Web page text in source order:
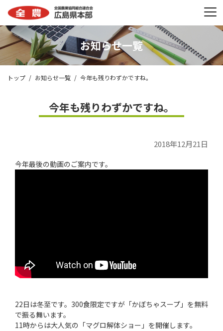
お知らせ一覧
トップ お知らせ一覧 今年も残りわずかですね。
今年も残りわずかですね。
2018年12月21日
今年最後の動画のご案内です。
22日は冬至です。300食限定ですが「かぼちゃスープ」を無料
で振る舞います。
11時からは大人気の「マグロ解体ショー」を開催します。